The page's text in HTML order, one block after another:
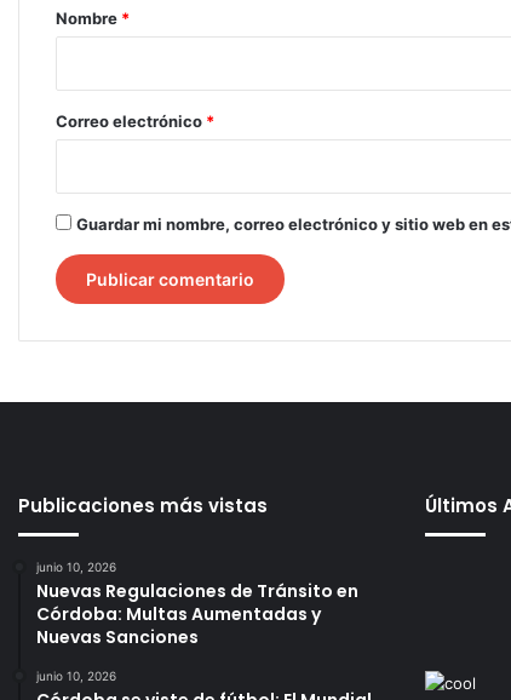
r
*
Nombre *
Correo electrónico *
Guardar mi nombre, correo electrónico y sitio web en
Publicaciones más vistas
junio 10, 2026
Nuevas Regulaciones de Tránsito en
Córdoba: Multas Aumentadas y
Nuevas Sanciones
junio 10, 2026
Últimos